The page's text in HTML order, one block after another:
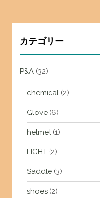
カテゴリー
P&A(32)
chemical(2)
Glove(6)
helmet(1)
LIGHT(2)
Saddle(3)
shoes(2)